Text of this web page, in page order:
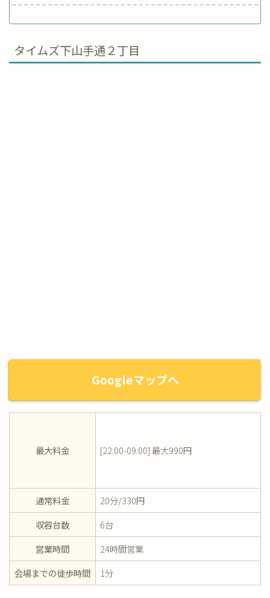
タイムズ下山手通２丁目
Googleマップへ
最大料金 [22:00-09:00] 最大990円
通常料金
20分/330円
収容台数
6台
営業時間
24時間営業
会場までの徒歩時間
1分